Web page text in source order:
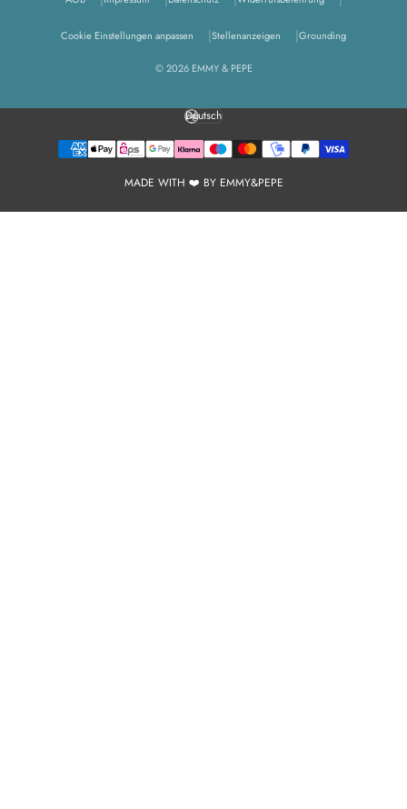
Cookie Einstellungen anpassen Stellenanzeigen Grounding
© 2026 EMMY & PEPE
MADE WITH ❤️ BY EMMY&PEPE
Sprache
Deutsch